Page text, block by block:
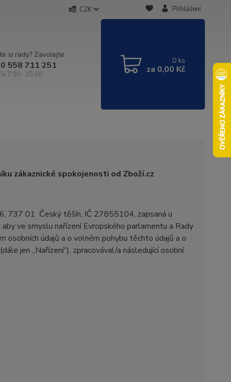
CZK Přihlášení
si rady? Zavolejte.
558 711 251
7:00- 15:00
0 ks
za 0,00 Kč
zákaznické spokojenosti od Zboží.cz
737 01 Český těšín, IČ 27855104, zapsaná u
ve smyslu nařízení Evropského parlamentu a Rady
osobních údajů a o volném pohybu těchto údajů a o
jen „Nařízení“), zpracovával/a následující osobní